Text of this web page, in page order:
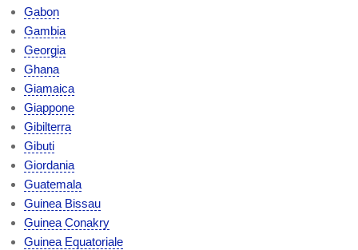
Gabon
Gambia
Georgia
Ghana
Giamaica
Giappone
Gibilterra
Gibuti
Giordania
Guatemala
Guinea Bissau
Guinea Conakry
Guinea Equatoriale